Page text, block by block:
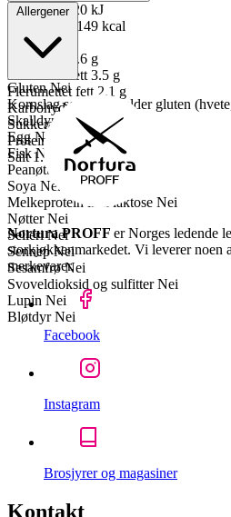
Energi kJ 620 kJ
149 kcal
Fett 9.1 g
Mettet fett
2.6 g
Enumettet fett 3.5 g
Flerumettet fett 2.1 g
Karbohydrater
Sukkerarter
0.3 g
Proteiner
12 g
Salt 1.7 g
Allergener
Gluten Nei
Kornslag som inneholder gluten
Skalldyr
Nei
Egg Nei
Fisk Nei
Peanøtter
Nei
Soya Nei
Melkeprotein inkl laktose Nei
Nøtter Nei
Selleri Nei
Sennep Nei
Sesamfrø Nei
Svoveldioksid og sulfitter Nei
Lupin Nei
Bløtdyr Nei
Nortura PROFF er Norges ledende
storkjøkkenmarkedet. Vi leverer noen
merkevarer.
Facebook
Instagram
Brosjyrer og magasiner
Kontakt